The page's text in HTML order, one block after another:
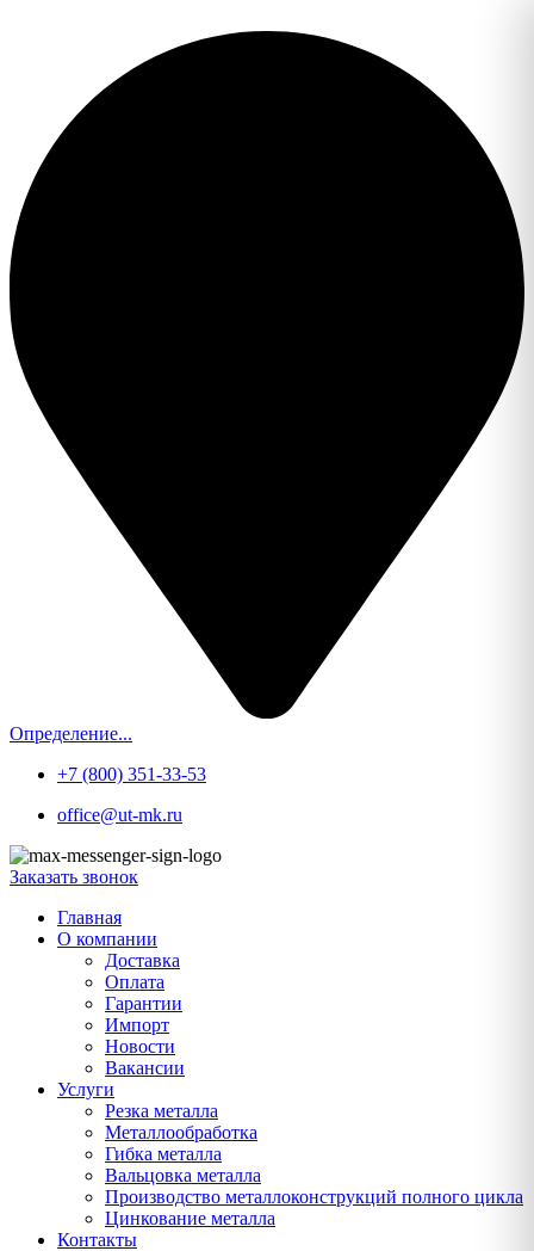
Определение...
+7 (800) 351-33-53
office@ut-mk.ru
Заказать звонок
Главная
О компании
Доставка
Оплата
Гарантии
Импорт
Новости
Вакансии
Услуги
Резка металла
Металлообработка
Гибка металла
Вальцовка металла
Производство металлоконструкций полного цикла
Цинкование металла
Контакты